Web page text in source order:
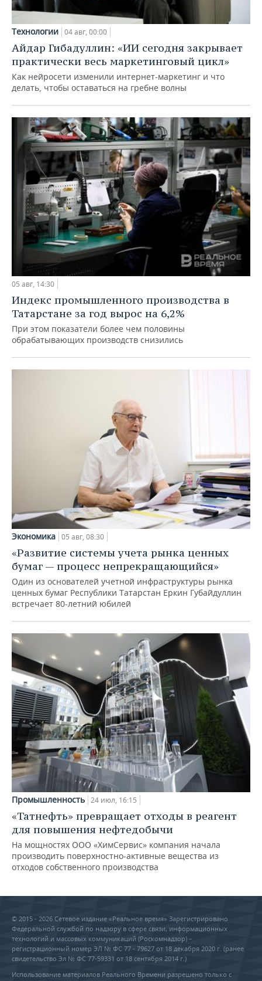
Технологии 04 авг, 00:00
Айдар Гибадуллин: «ИИ сегодня закрывает
практически весь маркетинговый цикл»
Как нейросети изменили интернет-маркетинг и что
делать, чтобы оставаться на гребне волны
05 авг, 14:30
Индекс промышленного производства в
Татарстане за год вырос на 6,2%
При этом показатели более чем половины
обрабатывающих производств снизились
Экономика 05 авг, 08:30
«Развитие системы учета рынка ценных
бумаг — процесс непрекращающийся»
Один из основателей учетной инфраструктуры рынка
ценных бумаг Республики Татарстан Еркин Губайдуллин
встречает 80-летний юбилей
Промышленность 24 июл, 16:15
«Татнефть» превращает отходы в реагент
для повышения нефтедобычи
На мощностях ООО «ХимСервис» компания начала
производить поверхностно-активные вещества из
отходов собственного производства
© 2015 - 2026 Сетевое издание «Реальное время» Зарегистрировано
Федеральной службой по надзору в сфере связи, информационных
технологий и массовых коммуникаций (Роскомнадзор) –
регистрационный номер ЭЛ № ФС 77 - 79627 от 18 декабря 2020 г. (ранее
свидетельство Эл № ФС 77-59331 от 18 сентября 2014 г.)
Использование материалов Реального Времени разрешено только с